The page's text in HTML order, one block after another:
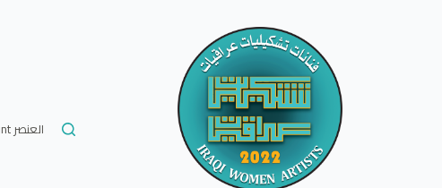
العنصر account غير مسجل أو لا يمتلك ملف view.php خاص به.